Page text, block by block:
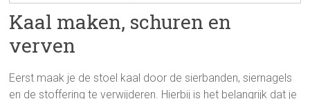
Kaal maken, schuren en
verven
Eerst maak je de stoel kaal door de sierbanden, siernagels
en de stoffering te verwijderen. Hierbij is het belangrijk dat je